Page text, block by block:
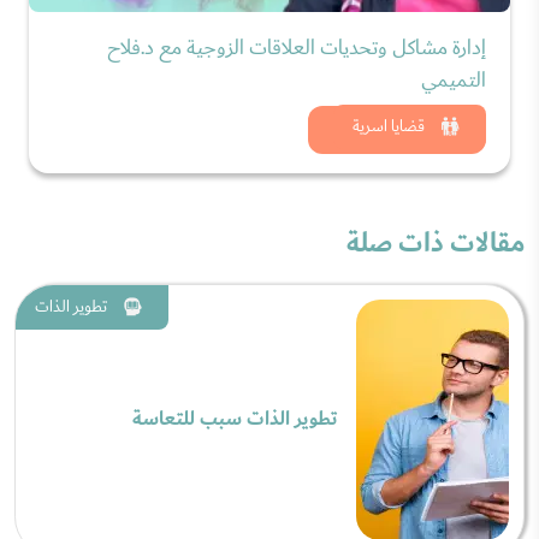
قضايا اسرية
إدارة مشاكل وتحديات العلاقات الزوجية مع د.فلاح
التميمي
شاهد الان
مقالات ذات صلة
تطوير الذات
تطوير الذات سبب للتعاسة